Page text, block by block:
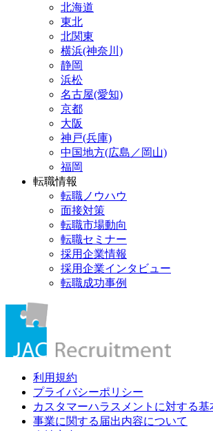
北海道
東北
北関東
横浜(神奈川)
静岡
浜松
名古屋(愛知)
京都
大阪
神戸(兵庫)
中国地方(広島／岡山)
福岡
転職情報
転職ノウハウ
面接対策
転職市場動向
転職セミナー
採用企業情報
採用企業インタビュー
転職成功事例
利用規約
プライバシーポリシー
カスタマーハラスメントに対する基
事業に関する届出内容について